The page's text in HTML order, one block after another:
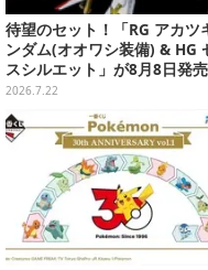
待望のセット！「RG アカツ
ンダム(オオワシ装備) & HG
スシルエット」が8月8日発
規造形の股関節強化パーツも
2026.7.22